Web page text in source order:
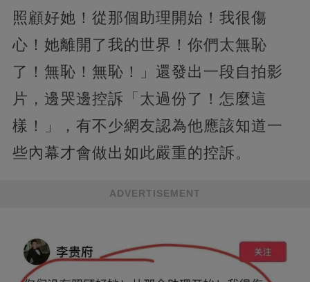
照顧好她！從那個助理開始！我很傷
心！她離開了我的世界！你們太無恥
了！無恥！無恥！」還發出一段自拍影
片，邊哭邊控訴「太過份了！怎麼這
樣！」，有不少網友認為他應該知道一
些內幕才會做出如此嚴重的控訴。
ADVERTISEMENT